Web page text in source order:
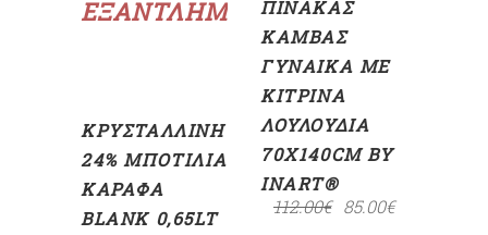
ΕΞΑΝΤΛΗΜΈΝΟ
ΚΡΥΣΤΆΛΛΙΝΗ
24% ΜΠΟΤΊΛΙΑ
ΚΑΡΆΦΑ
BLANK 0,65LT
ΠΊΝΑΚΑΣ
ΚΑΜΒΆΣ
ΓΥΝΑΊΚΑ ΜΕ
ΚΊΤΡΙΝΑ
ΛΟΥΛΟΎΔΙΑ
70X140CM BY
INART®
112.00€ 85.00€